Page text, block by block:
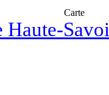
Carte
Haute-